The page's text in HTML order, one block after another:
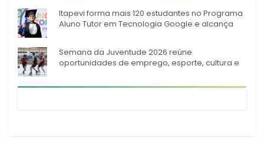
Itapevi forma mais 120 estudantes no Programa
Aluno Tutor em Tecnologia Google e alcança
Semana da Juventude 2026 reúne
oportunidades de emprego, esporte, cultura e